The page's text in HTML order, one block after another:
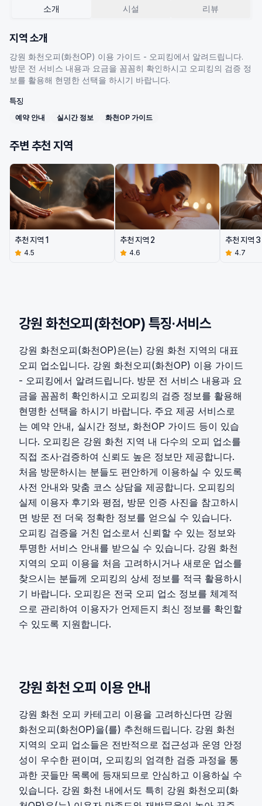
소개 시설 리뷰
지역 소개
강원 화천오피(화천OP) 이용 가이드 - 오피킹에서 알려드립니다.
방문 전 서비스 내용과 요금을 꼼꼼히 확인하시고 오피킹의 검증 정
보를 활용해 현명한 선택을 하시기 바랍니다.
특징
예약 안내 실시간 정보 화천OP 가이드
주변 추천 지역
추천 지역 1
4.5
추천 지역 2
4.6
추천 지역 3
4.7
강원 화천오피(화천OP) 특징·서비스
강원 화천오피(화천OP)은(는) 강원 화천 지역의 대표
오피 업소입니다. 강원 화천오피(화천OP) 이용 가이드
- 오피킹에서 알려드립니다. 방문 전 서비스 내용과 요
금을 꼼꼼히 확인하시고 오피킹의 검증 정보를 활용해
현명한 선택을 하시기 바랍니다. 주요 제공 서비스로
는 예약 안내, 실시간 정보, 화천OP 가이드 등이 있습
니다. 오피킹은 강원 화천 지역 내 다수의 오피 업소를
직접 조사·검증하여 신뢰도 높은 정보만 제공합니다.
처음 방문하시는 분들도 편안하게 이용하실 수 있도록
사전 안내와 맞춤 코스 상담을 제공합니다. 오피킹의
실제 이용자 후기와 평점, 방문 인증 사진을 참고하시
면 방문 전 더욱 정확한 정보를 얻으실 수 있습니다.
오피킹 검증을 거친 업소로서 신뢰할 수 있는 정보와
투명한 서비스 안내를 받으실 수 있습니다. 강원 화천
지역의 오피 이용을 처음 고려하시거나 새로운 업소를
찾으시는 분들께 오피킹의 상세 정보를 적극 활용하시
기 바랍니다. 오피킹은 전국 오피 업소 정보를 체계적
으로 관리하여 이용자가 언제든지 최신 정보를 확인할
수 있도록 지원합니다.
강원 화천오피 이용 안내
강원 화천 오피 카테고리 이용을 고려하신다면 강원
화천오피(화천OP)을(를) 추천해드립니다. 강원 화천
지역의 오피 업소들은 전반적으로 접근성과 운영 안정
성이 우수한 편이며, 오피킹의 엄격한 검증 과정을 통
과한 곳들만 목록에 등재되므로 안심하고 이용하실 수
있습니다. 강원 화천 내에서도 특히 강원 화천오피(화